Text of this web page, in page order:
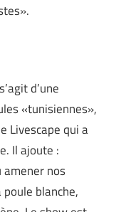
d’une
«tunisiennes»,
Livescape qui a
Il ajoute :
amener nos
blanche,